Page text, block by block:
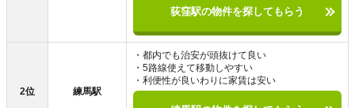
荻窪駅の物件を探してもらう
2位 練馬駅
・都内でも治安が頭抜けて良い
・5路線使えて移動しやすい
・利便性が良いわりに家賃は安い